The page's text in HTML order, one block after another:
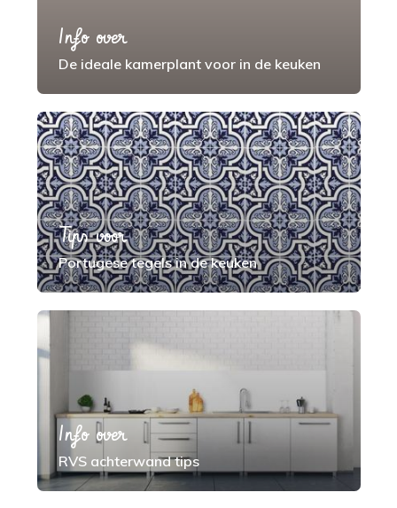
Info over
De ideale kamerplant voor in de keuken
Tips voor
Portugese tegels in de keuken
Info over
RVS achterwand tips